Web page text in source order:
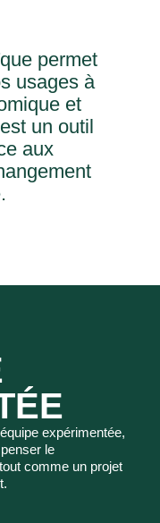
permet
usages à
et
un outil
aux
expérimentée,
le
comme un projet